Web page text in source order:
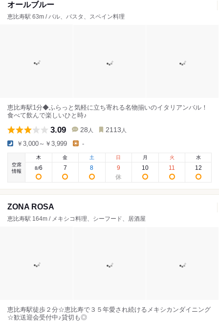
オールブルー
恵比寿駅 63m / バル、パスタ、スペイン料理
恵比寿駅1分◆ふらっと気軽に立ち寄れる名物揃いのイタリアンバル！
食べて飲んで楽しいひと時♪
3.09 28 人 2113 人
￥3,000～￥3,999 -
空席
情報
木
8/6
金
7
土
8
日
9
月
10
火
11
水
12
ZONA ROSA
恵比寿駅 164m / メキシコ料理、シーフード、居酒屋
恵比寿駅徒歩２分☆恵比寿で３５年愛され続けるメキシカンダイニング
☆歓送迎会受付中♪貸切も◎